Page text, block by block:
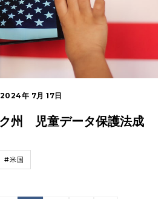
2024年 7月 17日
州 児童データ保護法成
#米国